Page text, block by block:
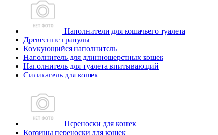
Наполнители для кошачьего туалета
Древесные гранулы
Комкующийся наполнитель
Наполнитель для длинношерстных кошек
Наполнитель для туалета впитывающий
Силикагель для кошек
Переноски для кошек
Корзины переноски для кошек